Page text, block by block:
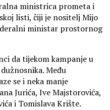
ministrica prometa i
listi, čiji je nositelj Mijo
ministar prostornog
da tijekom kampanje u
Među
se i neka manje
Jurića, Ive Majstorovića,
i Tomislava Krište.